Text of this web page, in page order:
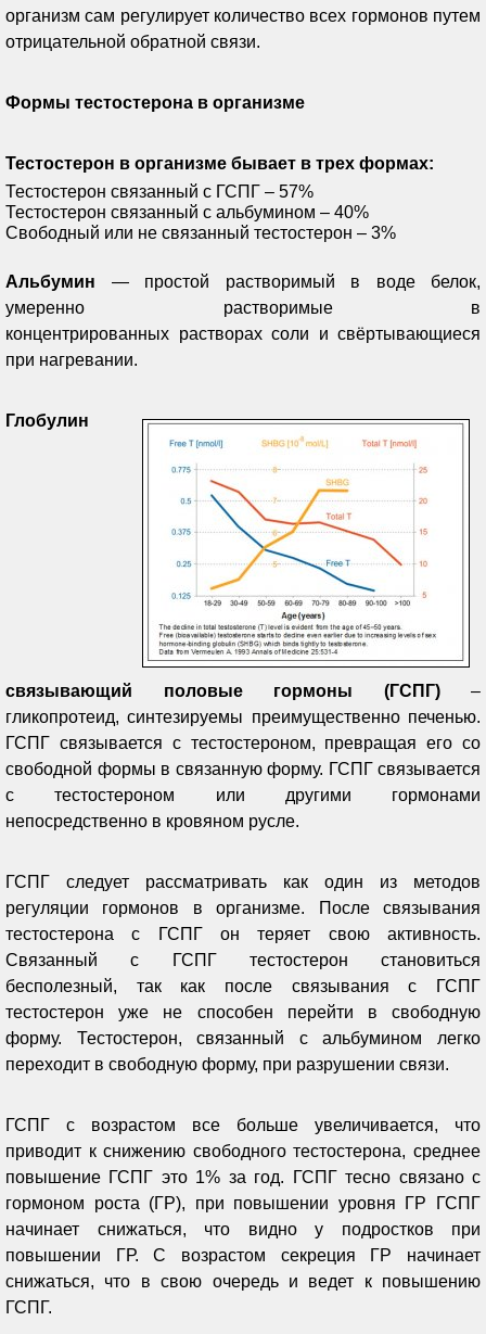
организм сам регулирует количество всех гормонов путем
отрицательной обратной связи.
Формы тестостерона в организме
Тестостерон в организме бывает в трех формах:
Тестостерон связанный с ГСПГ – 57%
Тестостерон связанный с альбумином – 40%
Свободный или не связанный тестостерон – 3%
Альбумин — простой растворимый в воде белок,
умеренно растворимые в
концентрированных растворах соли и свёртывающиеся
при нагревании.
Глобулин
связывающий половые гормоны (ГСПГ)–
гликопротеид, синтезируемы преимущественно печенью.
ГСПГ связывается с тестостероном, превращая его со
свободной формы в связанную форму. ГСПГ связывается
с тестостероном или другими гормонами
непосредственно в кровяном русле.
ГСПГ следует рассматривать как один из методов
регуляции гормонов в организме. После связывания
тестостерона с ГСПГ он теряет свою активность.
Связанный с ГСПГ тестостерон становиться
бесполезный, так как после связывания с ГСПГ
тестостерон уже не способен перейти в свободную
форму. Тестостерон, связанный с альбумином легко
переходит в свободную форму, при разрушении связи.
ГСПГ с возрастом все больше увеличивается, что
приводит к снижению свободного тестостерона, среднее
повышение ГСПГ это 1% за год. ГСПГ тесно связано с
гормоном роста (ГР), при повышении уровня ГР ГСПГ
начинает снижаться, что видно у подростков при
повышении ГР. С возрастом секреция ГР начинает
снижаться, что в свою очередь и ведет к повышению
ГСПГ.